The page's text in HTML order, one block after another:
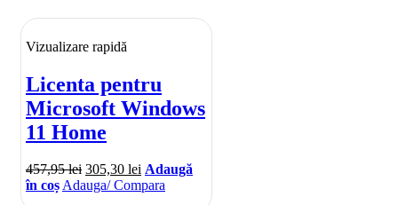
Vizualizare rapidă
Licenta pentru
Microsoft Windows
11 Home
457,95lei 305,30 lei Adaugă
în coșAdauga/ Compara